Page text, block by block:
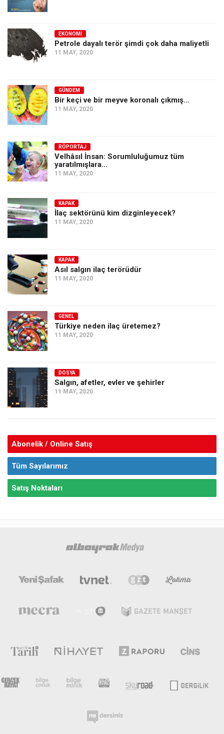
EKONOMI
Petrole dayalı terör şimdi çok daha maliyetli
11 MAY, 2020
GÜNDEM
Bir keçi ve bir meyve koronalı çıkmış…
11 MAY, 2020
RÖPORTAJ
Velhâsıl İnsan: Sorumluluğumuz tüm
yaratılmışlara…
11 MAY, 2020
KAPAK
İlaç sektörünü kim dizginleyecek?
11 MAY, 2020
KAPAK
Asıl salgın ilaç terörüdür
11 MAY, 2020
GENEL
Türkiye neden ilaç üretemez?
11 MAY, 2020
DOSYA
Salgın, afetler, evler ve şehirler
11 MAY, 2020
Abonelik / Online Satış
Tüm Sayılarımız
Satış Noktaları